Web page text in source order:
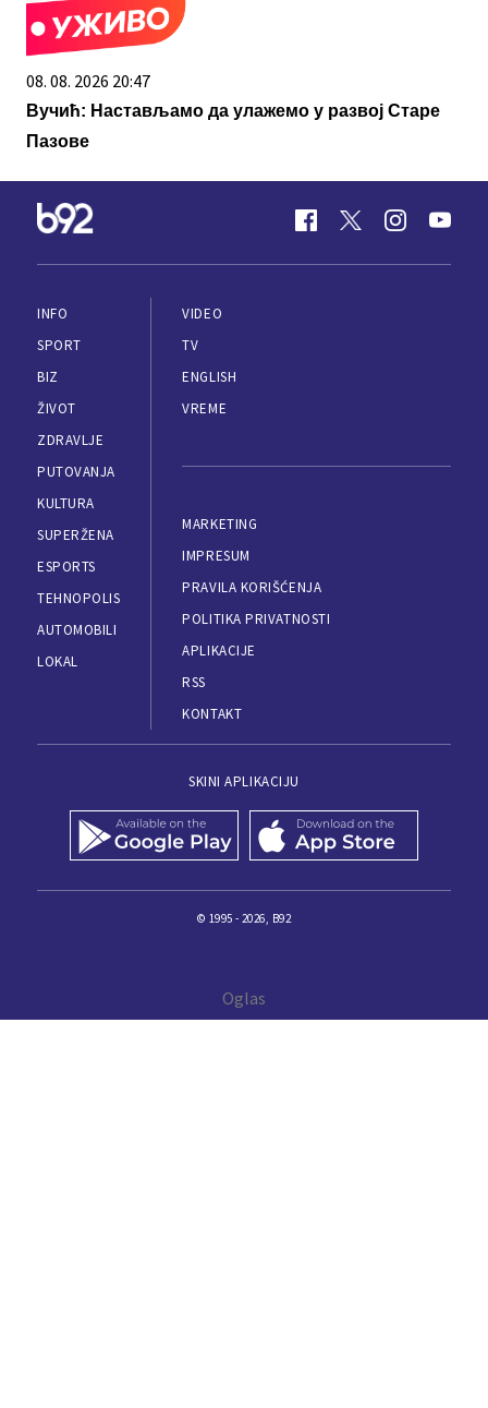
08. 08. 2026 20:47
Вучић: Настављамо да улажемо у развој Старе
Пазове
INFO
SPORT
BIZ
ŽIVOT
ZDRAVLJE
PUTOVANJA
KULTURA
SUPERŽENA
ESPORTS
TEHNOPOLIS
AUTOMOBILI
LOKAL
VIDEO
TV
ENGLISH
VREME
MARKETING
IMPRESUM
PRAVILA KORIŠĆENJA
POLITIKA PRIVATNOSTI
APLIKACIJE
RSS
KONTAKT
SKINI APLIKACIJU
© 1995 - 2026, B92